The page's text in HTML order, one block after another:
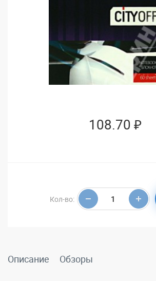
108.70 ₽
Кол-во:
Описание Обзоры